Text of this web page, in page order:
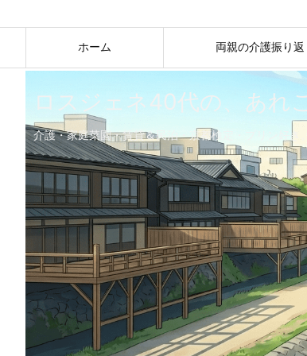
ホーム 両親の介護振り
ロスジェネ40代の、あれ
介護・家庭菜園・賃貸＆民泊・京都検定・プリン好き